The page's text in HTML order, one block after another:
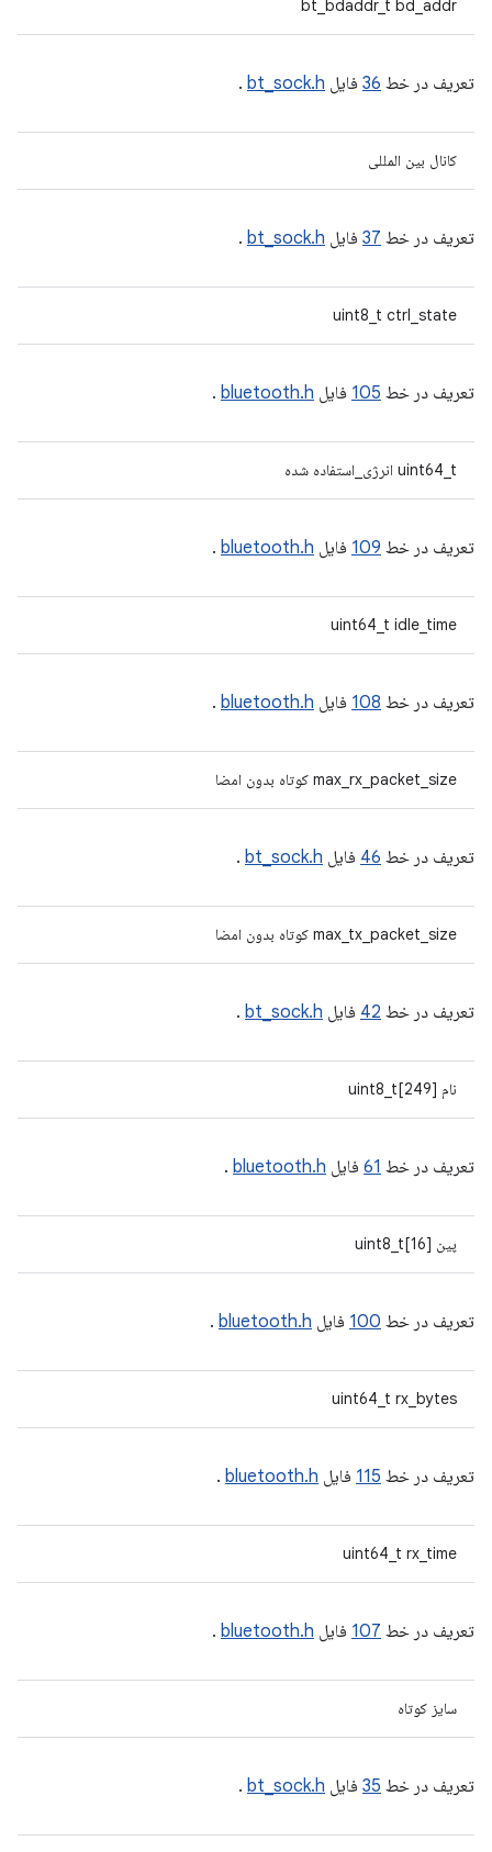
bt_bdaddr_t bd_addr
تعریف در خط 36 فایل bt_sock.h
.
کانال بین المللی
تعریف در خط 37 فایل bt_sock.h
.
uint8_t ctrl_state
تعریف در خط 105 فایل bluetooth.h
.
uint64_t انرژی_استفاده شده
تعریف در خط 109 فایل bluetooth.h
.
uint64_t idle_time
تعریف در خط 108 فایل bluetooth.h
.
max_rx_packet_size کوتاه بدون امضا
تعریف در خط 46 فایل bt_sock.h
.
max_tx_packet_size کوتاه بدون امضا
تعریف در خط 42 فایل bt_sock.h
.
نام uint8_t[249]
تعریف در خط 61 فایل bluetooth.h
.
پین uint8_t[16]
تعریف در خط 100 فایل bluetooth.h
.
uint64_t rx_bytes
تعریف در خط 115 فایل bluetooth.h
.
uint64_t rx_time
تعریف در خط 107 فایل bluetooth.h
.
سایز کوتاه
تعریف در خط 35 فایل bt_sock.h
.